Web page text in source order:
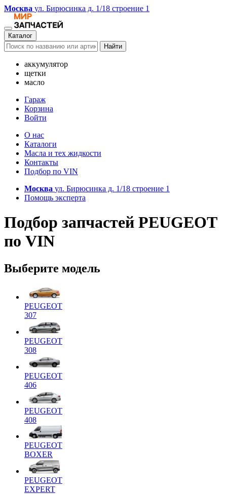
Москва ул. Бирюсинка д. 1/18 строение 1
Каталог
Найти
аккумулятор
щетки
масло
Гараж
Корзина
Войти
О нас
Каталоги
Масла и тех жидкости
Контакты
Подбор по VIN
Москва ул. Бирюсинка д. 1/18 строение 1
Помощь эксперта
Подбор запчастей PEUGEOT
по VIN
Выберите модель
PEUGEOT
307
PEUGEOT
308
PEUGEOT
406
PEUGEOT
408
PEUGEOT
BOXER
PEUGEOT
EXPERT